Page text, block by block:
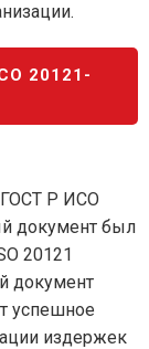
20121-
ГОСТ Р ИСО
документ был
20121
документ
успешное
издержек